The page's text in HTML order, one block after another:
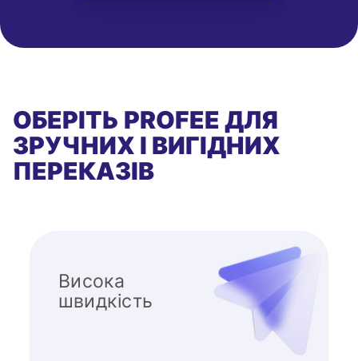
ОБЕРІТЬ PROFEE ДЛЯ
ЗРУЧНИХ І ВИГІДНИХ
ПЕРЕКАЗІВ
Висока
швидкість